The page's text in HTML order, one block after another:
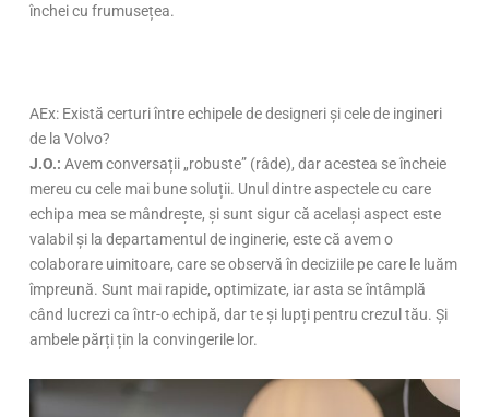
închei cu frumusețea.
AEx: Există certuri între echipele de designeri și cele de ingineri
de la Volvo?
J.O.: Avem conversații „robuste” (râde), dar acestea se încheie
mereu cu cele mai bune soluții. Unul dintre aspectele cu care
echipa mea se mândrește, și sunt sigur că același aspect este
valabil și la departamentul de inginerie, este că avem o
colaborare uimitoare, care se observă în deciziile pe care le luăm
împreună. Sunt mai rapide, optimizate, iar asta se întâmplă
când lucrezi ca într-o echipă, dar te și lupți pentru crezul tău. Și
ambele părți țin la convingerile lor.